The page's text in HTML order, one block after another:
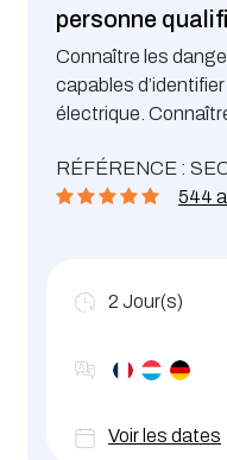
personne
Connaître les
capables
électrique.
domaine haute
œuvre. Le contenu
RÉFÉRENCE :
544
2 Jour(s)
Voir les dates